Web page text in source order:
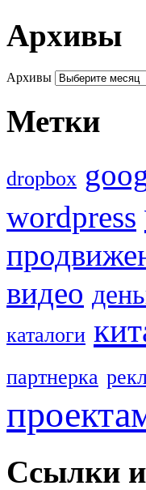
Архивы
Архивы
Метки
dropbox
wordpress
видео
каталоги
партнерка
Ссылки